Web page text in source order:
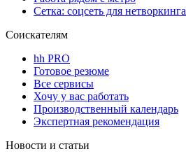
Сетка: соцсеть для нетворкинга
Соискателям
hh PRO
Готовое резюме
Все сервисы
Хочу у вас работать
Производственный календарь
Экспертная рекомендация
Новости и статьи